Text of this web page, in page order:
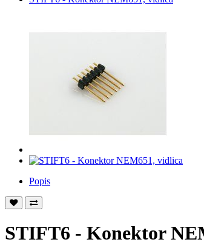
Popis
STIFT6 - Konektor